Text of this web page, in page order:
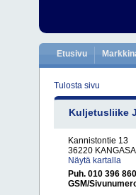
Etusivu
Tulosta sivu
Kuljetusliike
Kannistontie 13
36220
Näytä kartalla
Puh. 010 396
GSM/